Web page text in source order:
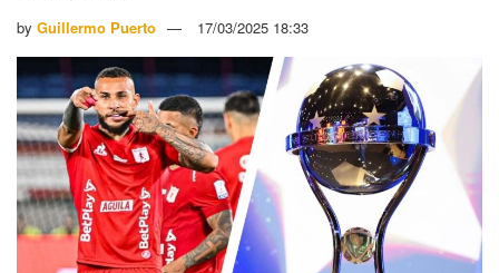
by Guillermo Puerto 17/03/2025 18:33